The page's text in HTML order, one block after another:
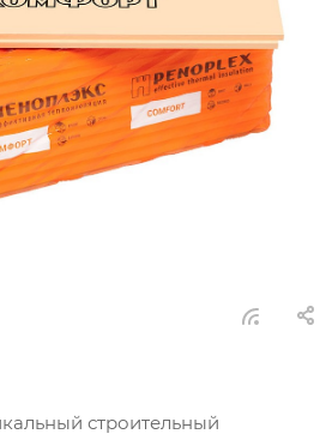
строительный